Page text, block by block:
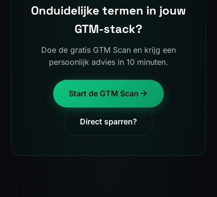
Onduidelijke termen in jouw
GTM-stack?
Doe de gratis GTM Scan en krijg een
persoonlijk advies in 10 minuten.
Start de GTM Scan
Direct sparren?